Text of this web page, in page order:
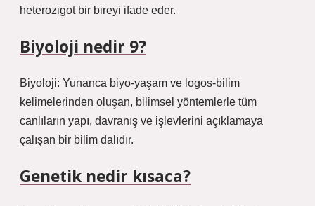
heterozigot bir bireyi ifade eder.
Biyoloji nedir 9?
Biyoloji: Yunanca biyo-yaşam ve logos-bilim
kelimelerinden oluşan, bilimsel yöntemlerle tüm
canlıların yapı, davranış ve işlevlerini açıklamaya
çalışan bir bilim dalıdır.
Genetik nedir kısaca?